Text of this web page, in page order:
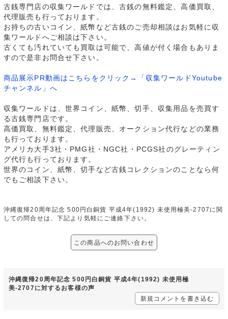
古銭専門店の収集ワールドでは、古銭の無料鑑定、高価買取、
代理販売も行っております。
お持ちの古いコイン、紙幣など古銭のご売却相談はお気軽に収
集ワールドへご相談は下さい。
古くても汚れていても買取は可能で、高値が付く場合もありま
すので是非お問合せ下さい。
商品展示PR動画はこちらをクリック→「収集ワールドYoutube
チャンネル」へ
収集ワールドは、世界コイン、紙幣、切手、収集用品を売買す
る古銭専門店です。
高価買取、無料鑑定、代理販売、オークション代行などの業務
も行っております。
アメリカ大手3社・PMG社・NGC社・PCGS社のグレーティン
グ代行も行っております。
世界のコイン、紙幣、切手など古銭コレクションのことなら何
でもご相談下さい。
沖縄復帰20周年記念 500円白銅貨 平成4年(1992) 未使用極美-2707に関
しての問合せは、下記より気軽にご連絡下さい。
この商品へのお問い合わせ
沖縄復帰20周年記念 500円白銅貨 平成4年(1992) 未使用極
美-2707に対するお客様の声
新規コメントを書き込む